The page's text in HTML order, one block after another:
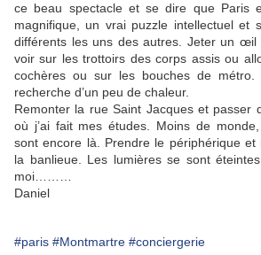
ce beau spectacle et se dire que Paris
magnifique, un vrai puzzle intellectuel et
différents les uns des autres. Jeter un
voir sur les trottoirs des corps assis ou
cochères ou sur les bouches de métro.
recherche d’un peu de chaleur.
Remonter la rue Saint Jacques et passer
où j’ai fait mes études. Moins de
sont encore là. Prendre le périphérique
la banlieue. Les lumières se sont
moi………
Daniel
#paris #Montmartre #conciergerie